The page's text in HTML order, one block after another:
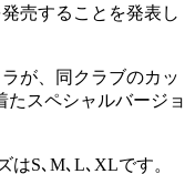
売することを発表し
が、同クラブのカッ
たスペシャルバージョ
はS､M､L､XLです。